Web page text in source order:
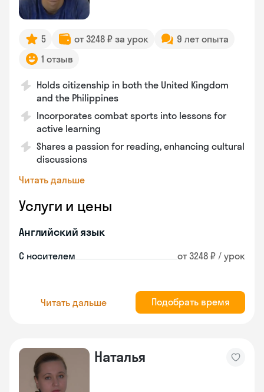
5 от 3248 ₽ за урок
9 лет опыта
1 отзыв
Holds citizenship in both the United Kingdom
and the Philippines
Incorporates combat sports into lessons for
active learning
Shares a passion for reading, enhancing cultural
discussions
Читать дальше
Услуги и цены
Английский язык
С носителем от 3248 ₽ / урок
Читать дальше Подобрать время
Наталья